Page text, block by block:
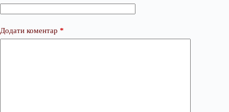
Додати коментар *